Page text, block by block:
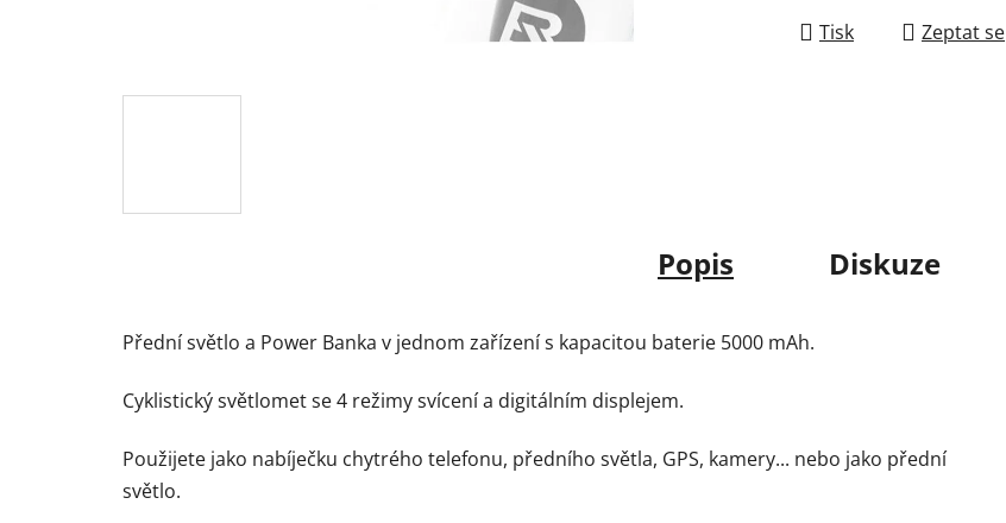
Tisk
Zeptat se
Popis Diskuze
Přední světlo a Power Banka v jednom zařízení s kapacitou baterie 5000 mAh.
Cyklistický světlomet se 4 režimy svícení a digitálním displejem.
Použijete jako nabíječku chytrého telefonu, předního světla, GPS, kamery... nebo jako přední
světlo.